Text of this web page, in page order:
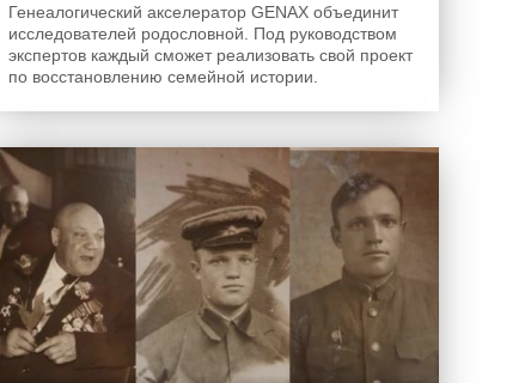
Генеалогический акселератор GENAX объединит
исследователей родословной. Под руководством
экспертов каждый сможет реализовать свой проект
по восстановлению семейной истории.